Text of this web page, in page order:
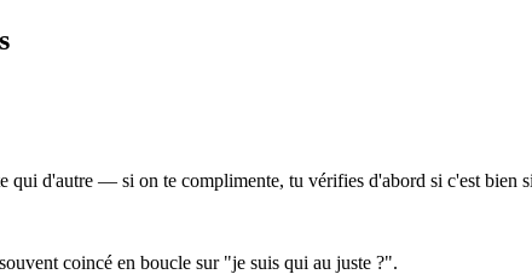
qui d'autre — si on te complimente, tu vérifies d'abord si c'est bien
coincé en boucle sur "je suis qui au juste ?".